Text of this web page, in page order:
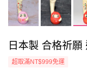
日本製 合格祈
超取滿NT$999免運